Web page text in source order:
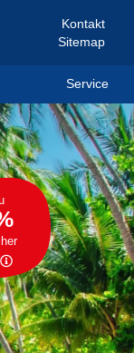
Kontakt
Sitemap
Service